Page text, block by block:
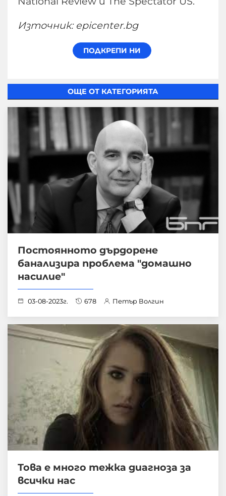
Източник: epicenter.bg
ОЩЕ ОТ КАТЕГОРИЯТА
Постоянното дърдорене
банализира проблема "домашно
насилие"
03-08-2023г. 678 Петър Волгин
Това е много тежка диагноза за
всички нас